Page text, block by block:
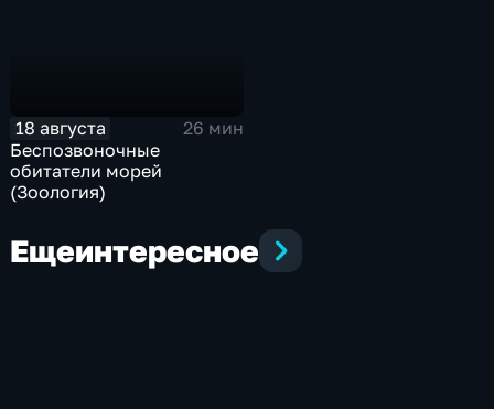
18 августа
26 мин
Беспозвоночные
обитатели морей
(Зоология)
Ещеинтересное